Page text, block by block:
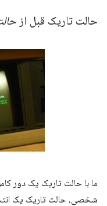
حالت تاریک قبل از
ما با حالت تاریک یک دور
شخصی، حالت تاریک یک